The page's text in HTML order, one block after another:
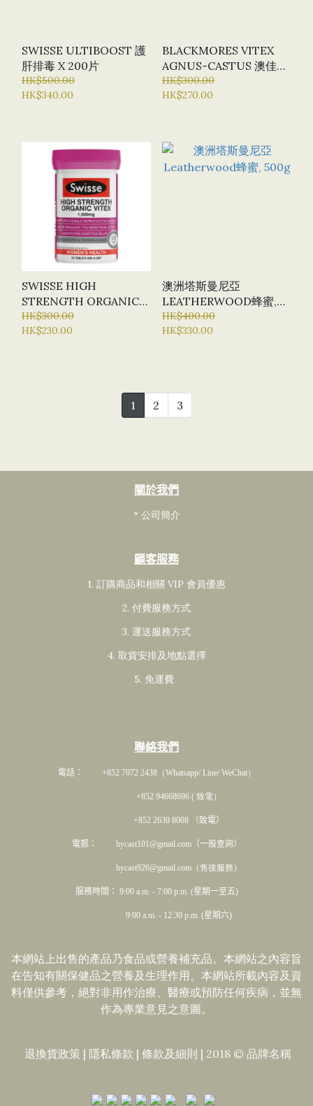
SWISSE ULTIBOOST 護
肝排毒 X 200片
HK$500.00
HK$340.00
BLACKMORES VITEX
AGNUS-CASTUS 澳佳寶
聖潔莓膠囊 X 40粒
HK$300.00
HK$270.00
SWISSE HIGH
STRENGTH ORGANIC
VITEX 有機聖潔莓片
1500MG X 60片
HK$300.00
HK$230.00
澳洲塔斯曼尼亞
LEATHERWOOD蜂蜜,
500G
HK$400.00
HK$330.00
1 2 3
關於我們
* 公司簡介
顧客服務
1. 訂購商品和相關 VIP 會員優惠
2. 付費服務方式
3. 運送服務方式
4. 取貨安排及地點選擇
5. 免運費.
聯絡我們
電話： +852 7072 2438（Whatsapp/ Line/ WeChat）
+852 94668696 ( 致電）
+852 2630 8008 （致電）
電郵： hycast101@gmail.com（一般查詢）
hycast926@gmail.com（售後服務）
服務時間： 9:00 a.m. - 7:00 p.m. (星期一至五)
9:00 a.m. - 12:30 p.m. (星期六)
本網站上出售的產品乃食品或營養補充品。本網站之內容旨
在告知有關保健品之營養及生理作用。本網站所載內容及資
料僅供參考，絕對非用作治療、醫療或預防任何疾病，並無
作為專業意見之意圖。
退換貨政策 | 隱私條款 |​ 條款及細則 | 2018 © 品牌名稱